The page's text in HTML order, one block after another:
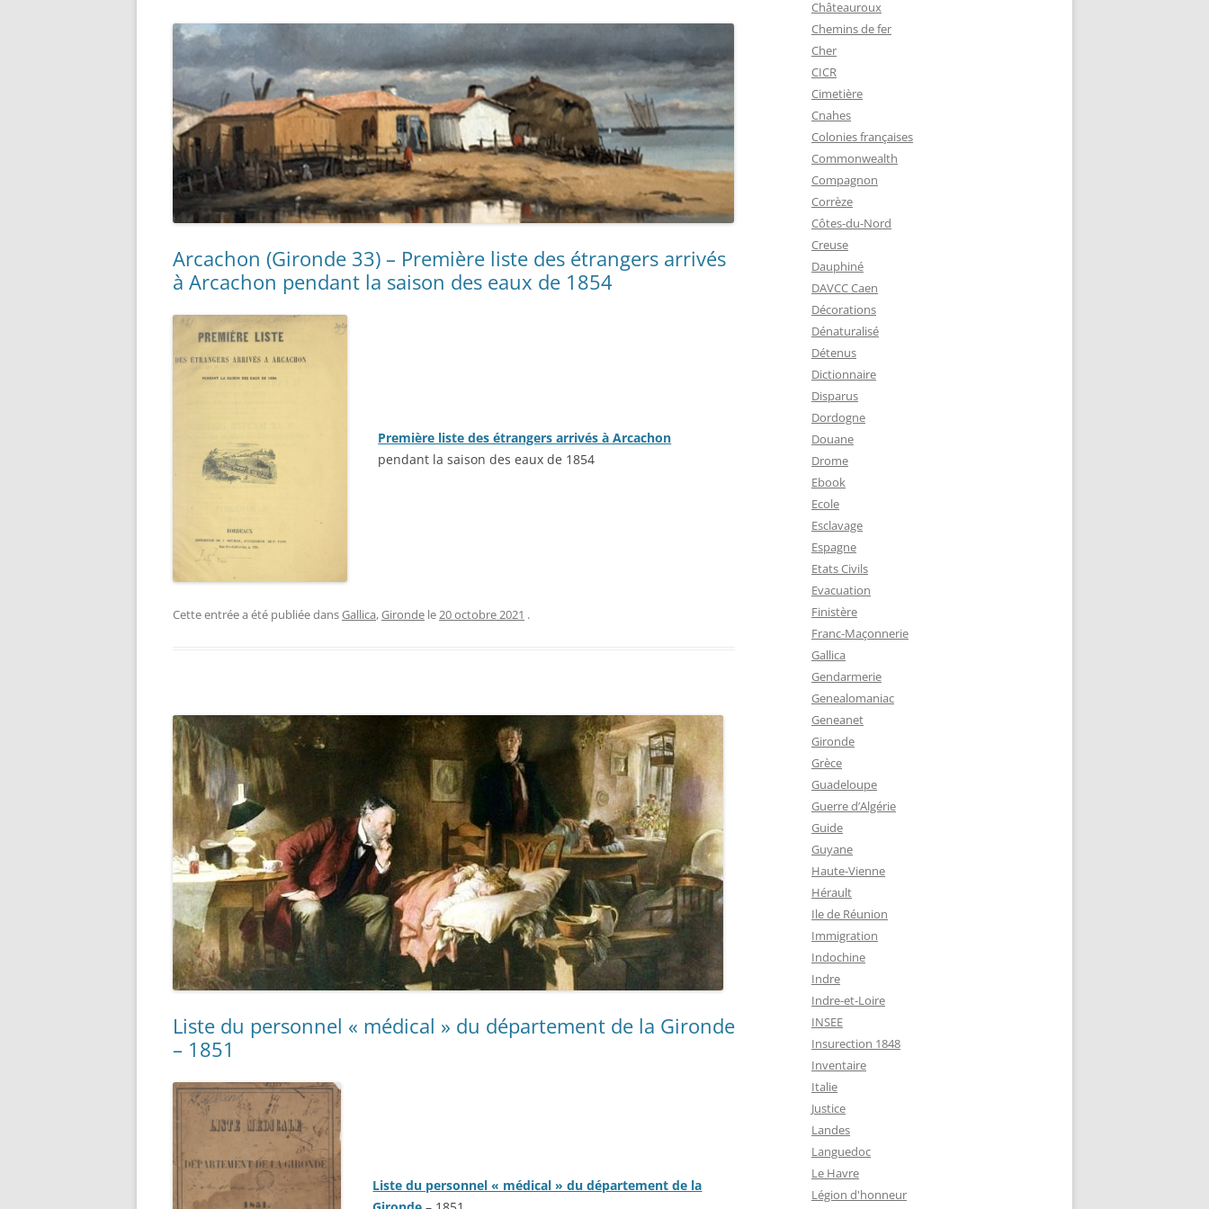
L’ARMÉE DE VERSAILLES – 1871
LA GRANDE GUERRE DES
FRANÇAIS: À TRAVERS LES
ARCHIVES DE LA GRANDE
COLLECTE
Arcachon (Gironde 33) – Première liste des étrangers arrivés
à Arcachon pendant la saison des eaux de 1854
Première liste des étrangers arrivés à Arcachon
pendant la saison des eaux de 1854
Cette entrée a été publiée dansGallica,Gironde le20 octobre 2021 .
Liste du personnel « médical » du département de la Gironde
– 1851
Liste du personnel « médical » du département de la
Châteauroux
Chemins de fer
Cher
CICR
Cimetière
Cnahes
Colonies françaises
Commonwealth
Compagnon
Corrèze
Côtes-du-Nord
Creuse
Dauphiné
DAVCC Caen
Décorations
Dénaturalisé
Détenus
Dictionnaire
Disparus
Dordogne
Douane
Drome
Ebook
Ecole
Esclavage
Espagne
Etats Civils
Evacuation
Finistère
Franc-Maçonnerie
Gallica
Gendarmerie
Genealomaniac
Geneanet
Gironde
Grèce
Guadeloupe
Guerre d’Algérie
Guide
Guyane
Haute-Vienne
Hérault
Ile de Réunion
Immigration
Indochine
Indre
Indre-et-Loire
INSEE
Insurection 1848
Inventaire
Italie
Justice
Landes
Languedoc
Le Havre
Légion d'honneur